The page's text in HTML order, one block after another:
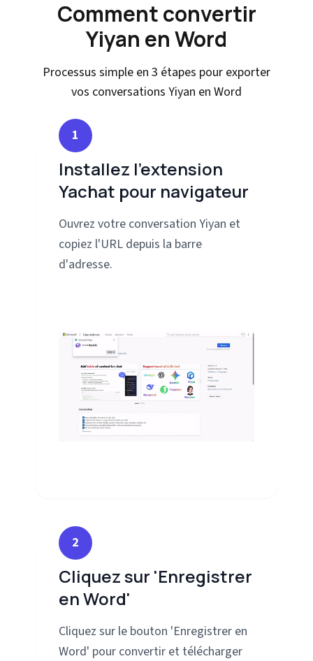
Comment convertir
Yiyan en Word
Processus simple en 3 étapes pour exporter
vos conversations Yiyan en Word
1
Installez l'extension
Yachat pour navigateur
Ouvrez votre conversation Yiyan et
copiez l'URL depuis la barre
d'adresse.
2
Cliquez sur 'Enregistrer
en Word'
Cliquez sur le bouton 'Enregistrer en
Word' pour convertir et télécharger